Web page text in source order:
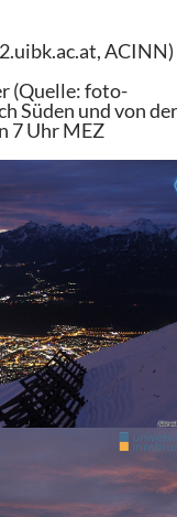
ACINN)
(Quelle: foto-
Süden und von
7 Uhr MEZ